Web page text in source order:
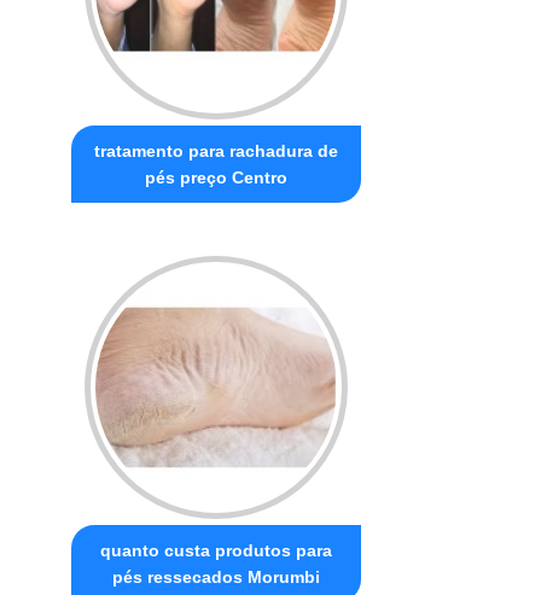
tratamento para rachadura de
pés preço Centro
quanto custa produtos para
pés ressecados Morumbi